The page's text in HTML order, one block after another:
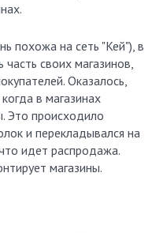
похожа на сеть "Кей"), в
своих магазинов,
Оказалось,
в магазинах
Это происходило
и перекладывался на
идет распродажа.
магазины.